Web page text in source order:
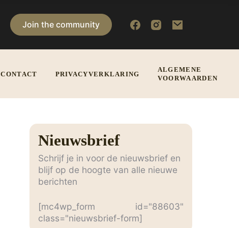
Join the community
CONTACT PRIVACYVERKLARING
ALGEMENE
VOORWAARDEN
Nieuwsbrief
Schrijf je in voor de nieuwsbrief en
blijf op de hoogte van alle nieuwe
berichten
[mc4wp_form id="88603"
class="nieuwsbrief-form]